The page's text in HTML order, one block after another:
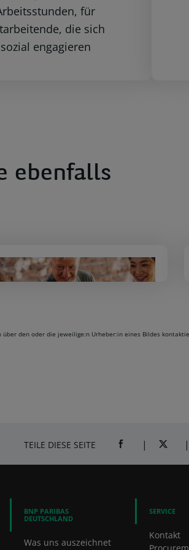
für
die sich
sozial engagieren
ebenfalls
den oder die jeweilige:n Urheber:in eines Bildes
TEILE DIESE SEITE AUF FACEBOOK
AUF
BNP PARIBAS
DEUTSCHLAND
Was uns auszeichnet
SERVICE
Kontakt